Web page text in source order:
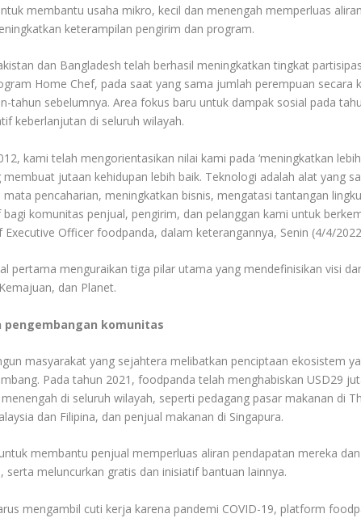
membantu usaha mikro, kecil dan menengah memperluas
keterampilan pengirim dan program.
dan Bangladesh telah berhasil meningkatkan tingkat
Home Chef, pada saat yang sama jumlah perempuan secara
tahun sebelumnya. Area fokus baru untuk dampak sosial pada
keberlanjutan di seluruh wilayah.
kami telah mengorientasikan nilai kami pada ‘meningkatkan lebih
jutaan kehidupan lebih baik. Teknologi adalah alat yang
pencaharian, meningkatkan bisnis, mengatasi tantangan
komunitas penjual, pengirim, dan pelanggan kami untuk
Executive Officer foodpanda, dalam keterangannya, Senin (4/4/
pertama menguraikan tiga pilar utama yang mendefinisikan visi
dan Planet.
pengembangan komunitas
masyarakat yang sejahtera melibatkan penciptaan ekosistem
Pada tahun 2021, foodpanda telah menghabiskan USD29
di seluruh wilayah, seperti pedagang pasar makanan di
dan Filipina, dan penjual makanan di Singapura.
membantu penjual memperluas aliran pendapatan mereka
serta meluncurkan gratis dan inisiatif bantuan lainnya.
mengambil cuti kerja karena pandemi COVID-19, platform